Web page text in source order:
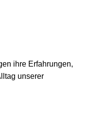
ihre Erfahrungen,
unserer